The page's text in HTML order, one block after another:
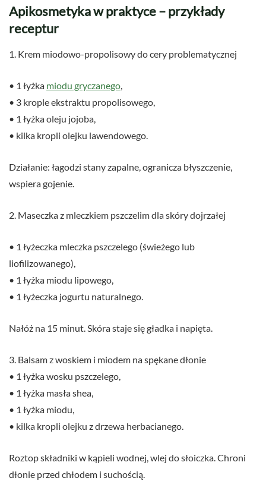
Apikosmetyka w praktyce – przykłady
receptur
1. Krem miodowo-propolisowy do cery problematycznej
• 1 łyżka miodu gryczanego
• 3 krople ekstraktu propolisowego,
• 1 łyżka oleju jojoba,
• kilka kropli olejku lawendowego.
Działanie: łagodzi stany zapalne, ogranicza błyszczenie,
wspiera gojenie.
2. Maseczka z mleczkiem pszczelim dla skóry dojrzałej
• 1 łyżeczka mleczka pszczelego (świeżego lub
liofilizowanego),
• 1 łyżka miodu lipowego,
• 1 łyżeczka jogurtu naturalnego.
Nałóż na 15 minut. Skóra staje się gładka i napięta.
3. Balsam z woskiem i miodem na spękane dłonie
• 1 łyżka wosku pszczelego,
• 1 łyżka masła shea,
• 1 łyżka miodu,
• kilka kropli olejku z drzewa herbacianego.
Roztop składniki w kąpieli wodnej, wlej do słoiczka. Chroni
dłonie przed chłodem i suchością.